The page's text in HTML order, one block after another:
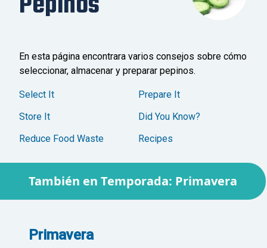
En esta página encontrara varios consejos sobre cómo
seleccionar, almacenar y preparar pepinos.
Select It
Store It
Reduce Food Waste
Prepare It
Did You Know?
Recipes
También en Temporada: Primavera
Primavera